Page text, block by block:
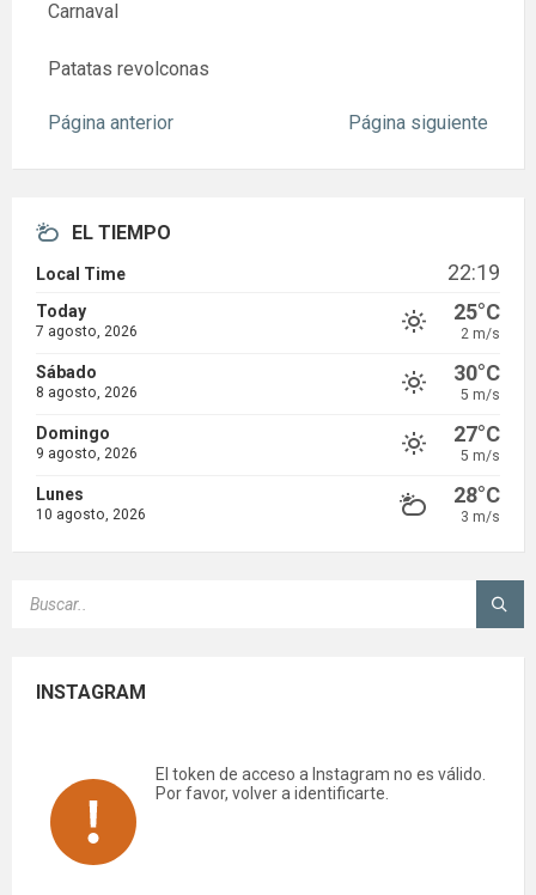
Carnaval
Patatas revolconas
Página anterior Página siguiente
EL TIEMPO
Local Time 22:19
Today
7 agosto, 2026
25°C
2 m/s
Sábado
8 agosto, 2026
30°C
5 m/s
Domingo
9 agosto, 2026
27°C
5 m/s
Lunes
10 agosto, 2026
28°C
3 m/s
INSTAGRAM
El token de acceso a Instagram no es válido.
Por favor, volver a identificarte.